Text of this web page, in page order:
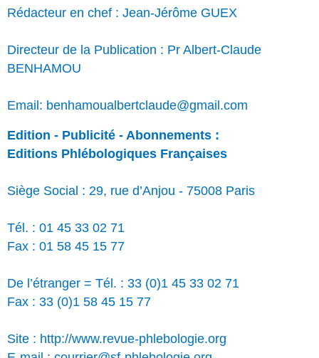
Rédacteur en chef : Jean-Jérôme GUEX
Directeur de la Publication : Pr Albert-Claude
BENHAMOU
Email: benhamoualbertclaude@gmail.com
Edition - Publicité - Abonnements :
Editions Phlébologiques Françaises
Siège Social : 29, rue d’Anjou - 75008 Paris
Tél. : 01 45 33 02 71
Fax : 01 58 45 15 77
De l’étranger = Tél. : 33 (0)1 45 33 02 71
Fax : 33 (0)1 58 45 15 77
Site : http://www.revue-phlebologie.org